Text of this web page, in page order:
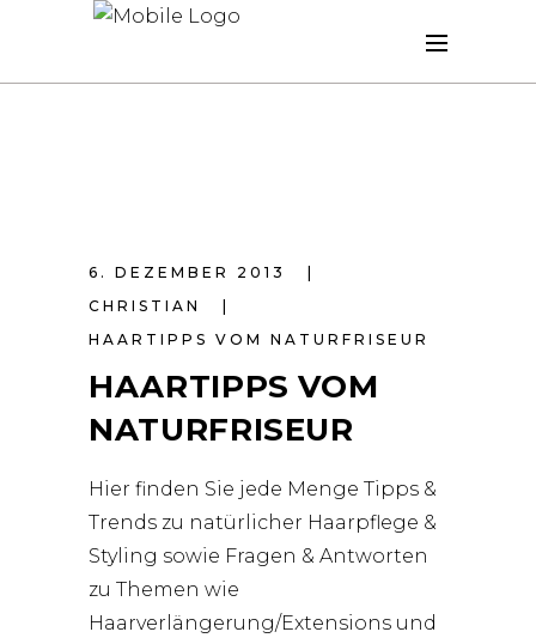
6. DEZEMBER 2013
CHRISTIAN
HAARTIPPS VOM NATURFRISEUR
HAARTIPPS VOM
NATURFRISEUR
Hier finden Sie jede Menge Tipps &
Trends zu natürlicher Haarpflege &
Styling sowie Fragen & Antworten
zu Themen wie
Haarverlängerung/Extensions und